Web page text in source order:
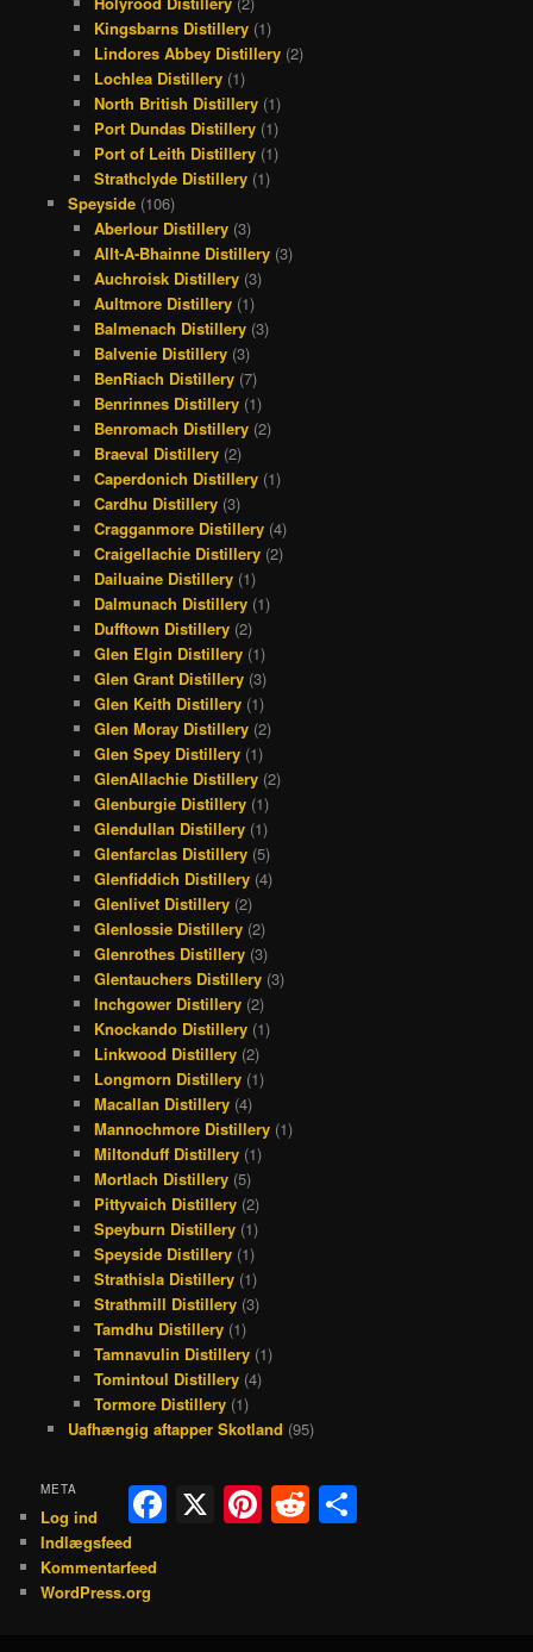
Kingsbarns Distillery (1)
Lindores Abbey Distillery (2)
Lochlea Distillery (1)
North British Distillery (1)
Port Dundas Distillery (1)
Port of Leith Distillery (1)
Strathclyde Distillery (1)
Speyside(106)
Aberlour Distillery (3)
Allt-A-Bhainne Distillery (3)
Auchroisk Distillery (3)
Aultmore Distillery (1)
Balmenach Distillery (3)
Balvenie Distillery (3)
BenRiach Distillery (7)
Benrinnes Distillery (1)
Benromach Distillery (2)
Braeval Distillery (2)
Caperdonich Distillery (1)
Cardhu Distillery (3)
Cragganmore Distillery (4)
Craigellachie Distillery (2)
Dailuaine Distillery (1)
Dalmunach Distillery (1)
Dufftown Distillery (2)
Glen Elgin Distillery (1)
Glen Grant Distillery (3)
Glen Keith Distillery (1)
Glen Moray Distillery (2)
Glen Spey Distillery (1)
GlenAllachie Distillery (2)
Glenburgie Distillery (1)
Glendullan Distillery (1)
Glenfarclas Distillery (5)
Glenfiddich Distillery (4)
Glenlivet Distillery (2)
Glenlossie Distillery (2)
Glenrothes Distillery (3)
Glentauchers Distillery (3)
Inchgower Distillery (2)
Knockando Distillery (1)
Linkwood Distillery (2)
Longmorn Distillery (1)
Macallan Distillery (4)
Mannochmore Distillery (1)
Miltonduff Distillery (1)
Mortlach Distillery (5)
Pittyvaich Distillery (2)
Speyburn Distillery (1)
Speyside Distillery (1)
Strathisla Distillery (1)
Strathmill Distillery (3)
Tamdhu Distillery (1)
Tamnavulin Distillery (1)
Tomintoul Distillery (4)
Tormore Distillery (1)
Uafhængig aftapper Skotland (95)
META
Log ind
Indlægsfeed
Kommentarfeed
WordPress.org
Facebook
X PinterestReddit